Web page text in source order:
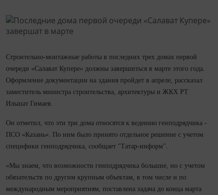
Строительно-монтажные работы в последних трех домах первой
очереди «Салават Купере» должны завершиться в марте этого года.
Оформление документации на здания пройдет в апреле, рассказал
заместитель министра строительства, архитектуры и ЖКХ РТ
Ильшат Гимаев.
Он отметил, что эти три дома относятся к ведению генподрядчика -
ПСО «Казань». По ним было принято отдельное решение с учетом
специфики генподрядчика, сообщает "Татар-информ".
«Мы знаем, что возможности генподрядчика большие, но с учетом
обязательств по другим крупным объектам, в том числе и по
международным мероприятиям, поставлена задача до конца марта